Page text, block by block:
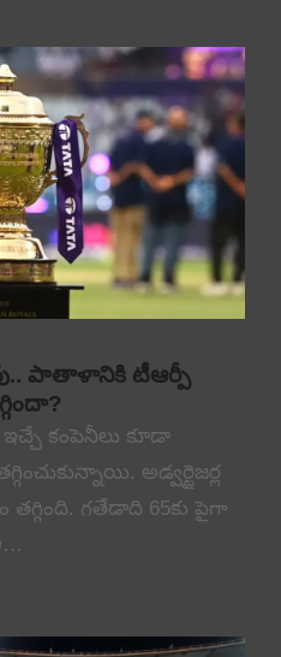
పాతాళానికి టీఆర్పీ
కంపెనీలు కూడా
అడ్వర్టైజర్ల
తగ్గింది. గతేడాది 65కు పైగా